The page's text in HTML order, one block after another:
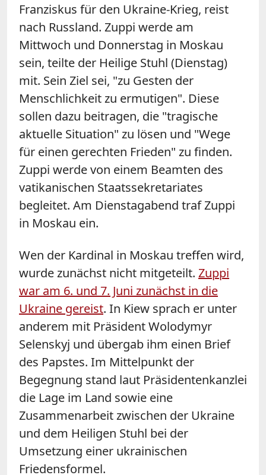
Franziskus für den Ukraine-Krieg, reist
nach Russland. Zuppi werde am
Mittwoch und Donnerstag in Moskau
sein, teilte der Heilige Stuhl (Dienstag)
mit. Sein Ziel sei, "zu Gesten der
Menschlichkeit zu ermutigen". Diese
sollen dazu beitragen, die "tragische
aktuelle Situation" zu lösen und "Wege
für einen gerechten Frieden" zu finden.
Zuppi werde von einem Beamten des
vatikanischen Staatssekretariates
begleitet. Am Dienstagabend traf Zuppi
in Moskau ein.
Wen der Kardinal in Moskau treffen wird,
wurde zunächst nicht mitgeteilt. Zuppi
war am 6. und 7. Juni zunächst in die
Ukraine gereist. In Kiew sprach er unter
anderem mit Präsident Wolodymyr
Selenskyj und übergab ihm einen Brief
des Papstes. Im Mittelpunkt der
Begegnung stand laut Präsidentenkanzlei
die Lage im Land sowie eine
Zusammenarbeit zwischen der Ukraine
und dem Heiligen Stuhl bei der
Umsetzung einer ukrainischen
Friedensformel.